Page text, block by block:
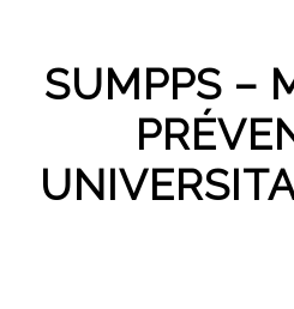
SUMPPS –